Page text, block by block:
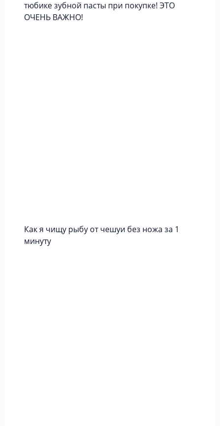
тюбике зубной пасты при покупке! ЭТО
ОЧЕНЬ ВАЖНО!
Как я чищу рыбу от чешуи без ножа за 1
минуту